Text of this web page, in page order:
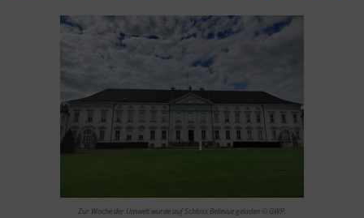
Zur Woche der Umwelt wurde auf Schloss Bellevue geladen © GWP.